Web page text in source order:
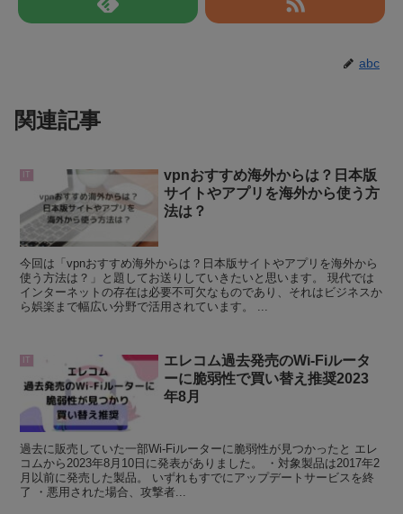
abc
関連記事
IT
vpnおすすめ海外からは？日本版
サイトやアプリを海外から使う方
法は？
今回は「vpnおすすめ海外からは？日本版サイトやアプリを海外から
使う方法は？」と題してお送りしていきたいと思います。 現代では
インターネットの存在は必要不可欠なものであり、それはビジネスか
ら娯楽まで幅広い分野で活用されています。 ...
IT
エレコム過去発売のWi-Fiルータ
ーに脆弱性で買い替え推奨2023
年8月
過去に販売していた一部Wi-Fiルーターに脆弱性が見つかったと エレ
コムから2023年8月10日に発表がありました。 ・対象製品は2017年2
月以前に発売した製品。 いずれもすでにアップデートサービスを終
了 ・悪用された場合、攻撃者...